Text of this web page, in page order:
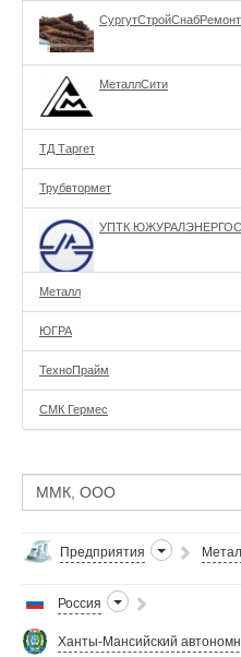
СургутСтройСнабРемонт
МеталлСити
ТД Таргет
Трубвтормет
УПТК
Металл
ЮГРА
ТехноПрайм
СМК Гермес
Предприятия
Россия
Ханты-Мансийский